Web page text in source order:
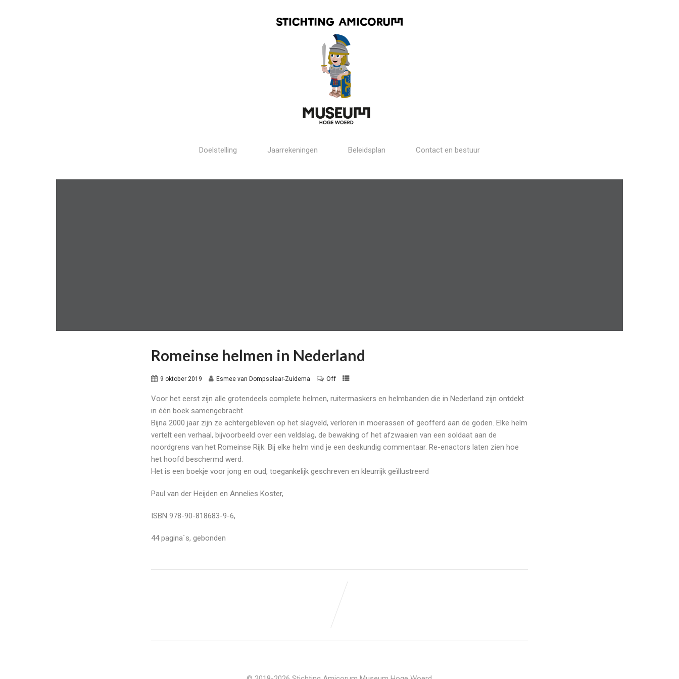
Doelstelling Jaarrekeningen Beleidsplan Contact en bestuur
Romeinse helmen in Nederland
9 oktober 2019 Esmee van Dompselaar-Zuidema Off
Voor het eerst zijn alle grotendeels complete helmen, ruitermaskers en helmbanden die in Nederland zijn ontdekt
in één boek samengebracht.
Bijna 2000 jaar zijn ze achtergebleven op het slagveld, verloren in moerassen of geofferd aan de goden. Elke helm
vertelt een verhaal, bijvoorbeeld over een veldslag, de bewaking of het afzwaaien van een soldaat aan de
noordgrens van het Romeinse Rijk. Bij elke helm vind je een deskundig commentaar. Re-enactors laten zien hoe
het hoofd beschermd werd.
Het is een boekje voor jong en oud, toegankelijk geschreven en kleurrijk geïllustreerd
Paul van der Heijden en Annelies Koster,
ISBN 978-90-818683-9-6,
44 pagina`s, gebonden